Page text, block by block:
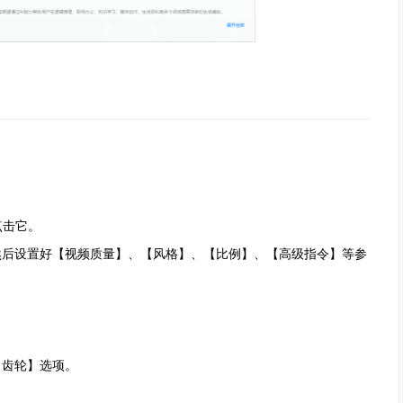
它。
置好【视频质量】、【风格】、【比例】、【高级指令】等参
轮】选项。